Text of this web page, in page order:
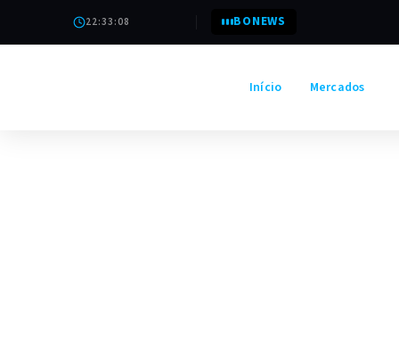
22:33:09 BONEWS
Início Mercados